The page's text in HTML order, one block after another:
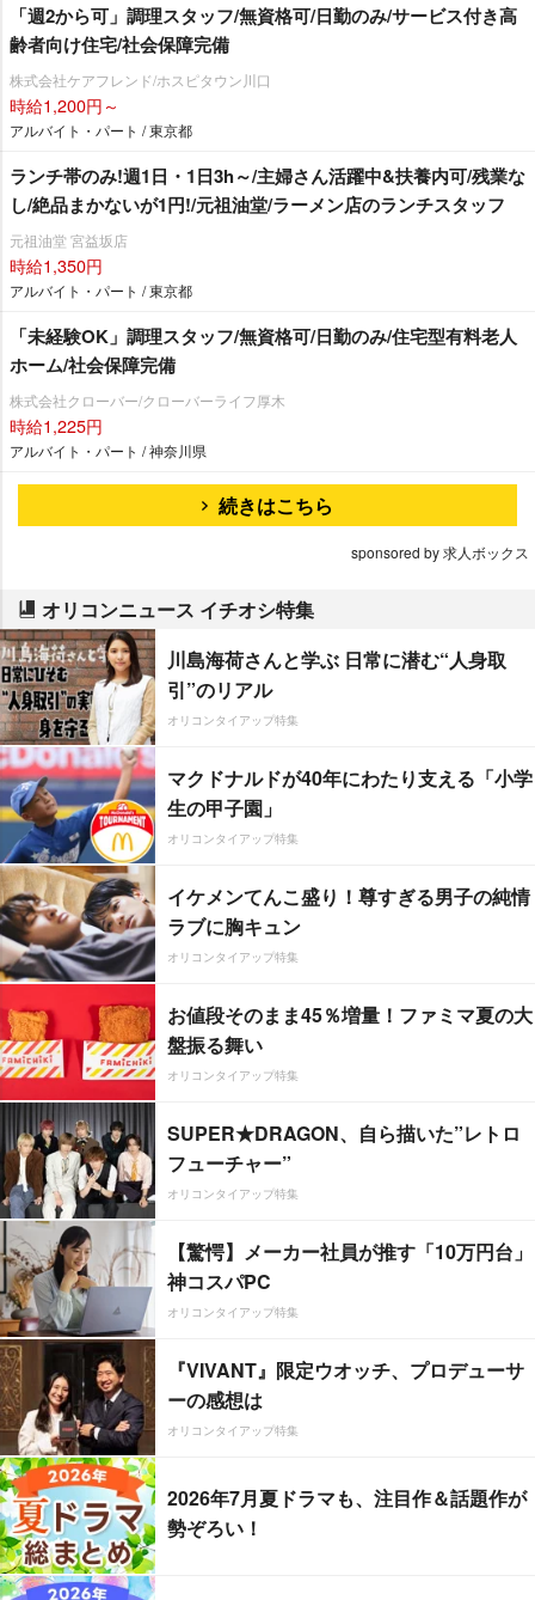
「週2から可」調理スタッフ/無資格可/日勤のみ/サービス付き高
齢者向け住宅/社会保障完備
株式会社ケアフレンド/ホスピタウン川口
時給1,200円～
アルバイト・パート / 東京都
ランチ帯のみ!週1日・1日3h～/主婦さん活躍中&扶養内可/残業な
し/絶品まかないが1円!/元祖油堂/ラーメン店のランチスタッフ
元祖油堂 宮益坂店
時給1,350円
アルバイト・パート / 東京都
「未経験OK」調理スタッフ/無資格可/日勤のみ/住宅型有料老人
ホーム/社会保障完備
株式会社クローバー/クローバーライフ厚木
時給1,225円
アルバイト・パート / 神奈川県
続きはこちら
sponsored by 求人ボックス
オリコンニュース イチオシ特集
川島海荷さんと学ぶ 日常に潜む“人身取
引”のリアル
オリコンタイアップ特集
マクドナルドが40年にわたり支える「小学
生の甲子園」
オリコンタイアップ特集
イケメンてんこ盛り！尊すぎる男子の純情
ラブに胸キュン
オリコンタイアップ特集
お値段そのまま45％増量！ファミマ夏の大
盤振る舞い
オリコンタイアップ特集
SUPER★DRAGON、自ら描いた”レトロ
フューチャー”
オリコンタイアップ特集
【驚愕】メーカー社員が推す「10万円台」
神コスパPC
オリコンタイアップ特集
『VIVANT』限定ウオッチ、プロデューサ
ーの感想は
オリコンタイアップ特集
2026年7月夏ドラマも、注目作＆話題作が
勢ぞろい！